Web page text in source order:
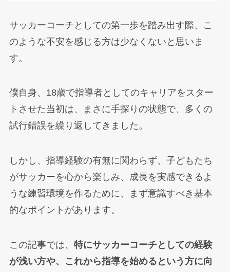
サッカーコーチとしての第一歩を踏み出す際、こ
のような不安を感じる方は少なくないと思いま
す。
僕自身、18歳で指導者としてのキャリアをスター
トさせた当初は、まさに手探りの状態で、多くの
試行錯誤を繰り返してきました。
しかし、指導経験の有無に関わらず、子どもたち
がサッカーを心から楽しみ、成長を実感できるよ
うな練習環境を作るために、まず意識すべき基本
的なポイントがあります。
この記事では、 特にサッカーコーチとしての経験
が浅い方や、これから指導を始めるという方に向